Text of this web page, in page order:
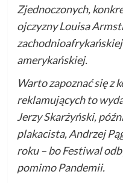
Zjednoczonych,
ojczyzny Louisa
amerykańskiej.
Warto zapoznać się z
reklamujących to
Jerzy Skarżyński,
plakacista, Andrzej
roku – bo Festiwal
pomimo Pandemii.